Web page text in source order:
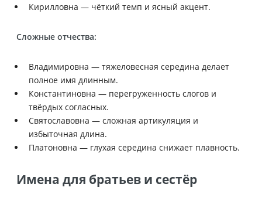
Кирилловна — чёткий темп и ясный акцент.
Сложные отчества:
Владимировна — тяжеловесная середина делает
полное имя длинным.
Константиновна — перегруженность слогов и
твёрдых согласных.
Святославовна — сложная артикуляция и
избыточная длина.
Платоновна — глухая середина снижает плавность.
Имена для братьев и сестёр